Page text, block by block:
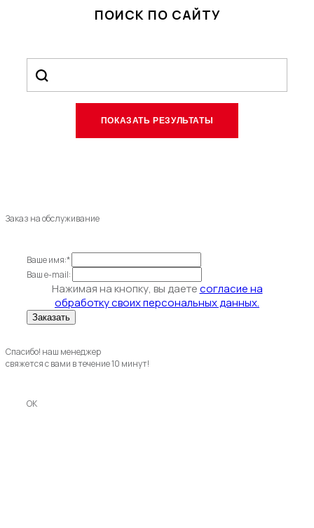
ПОИСК ПО САЙТУ
Заказ на обслуживание
Ваше имя:*
Ваш e-mail:
Нажимая на кнопку, вы даетесогласие на
обработку своих персональных данных.
Спасибо! наш менеджер
свяжется с вами в течение 10 минут!
OK